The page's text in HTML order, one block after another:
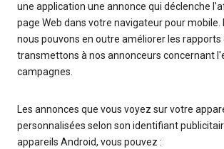
une application une annonce qui déclenche
page Web dans votre navigateur pour mobile.
nous pouvons en outre améliorer les rapports
transmettons à nos annonceurs concernant
campagnes.
Les annonces que vous voyez sur votre
personnalisées selon son identifiant
appareils Android, vous pouvez :